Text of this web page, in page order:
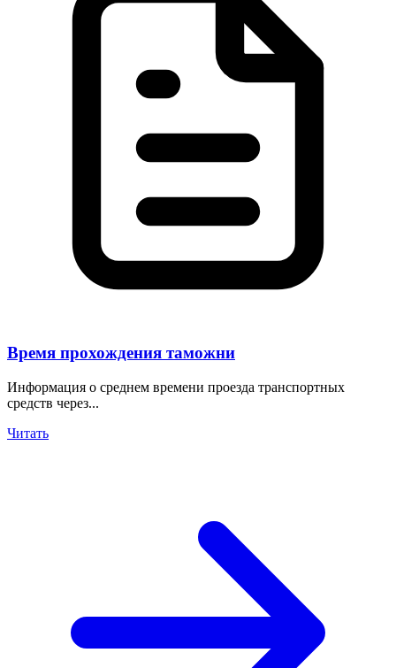
Время прохождения таможни
Информация о среднем времени проезда транспортных
средств через...
Читать